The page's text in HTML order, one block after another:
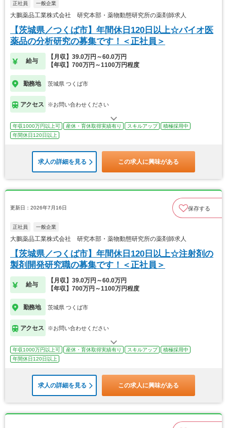
正社員 一般企業
大鵬薬品工業株式会社 研究本部・薬物動態研究所の薬剤師求人
【茨城県／つくば市】年間休日120日以上☆バイオ医
薬品の分析研究の募集です！＜正社員＞
給与
【月収】39.0万円～60.0万円
【年収】700万円～1100万円程度
勤務地 茨城県 つくば市
アクセス ※お問い合わせください
年収1000万円以上可 産休・育休取得実績有り スキルアップ
積極採用中
年間休日120日以上
求人の詳細を見る この求人に興味がある
更新日：2026年7月16日 保存する
正社員 一般企業
大鵬薬品工業株式会社 研究本部・薬物動態研究所の薬剤師求人
【茨城県／つくば市】年間休日120日以上☆注射剤の
製剤開発研究職の募集です！＜正社員＞
給与
【月収】39.0万円～60.0万円
【年収】700万円～1100万円程度
勤務地 茨城県 つくば市
アクセス ※お問い合わせください
年収1000万円以上可 産休・育休取得実績有り スキルアップ
積極採用中
年間休日120日以上
求人の詳細を見る この求人に興味がある